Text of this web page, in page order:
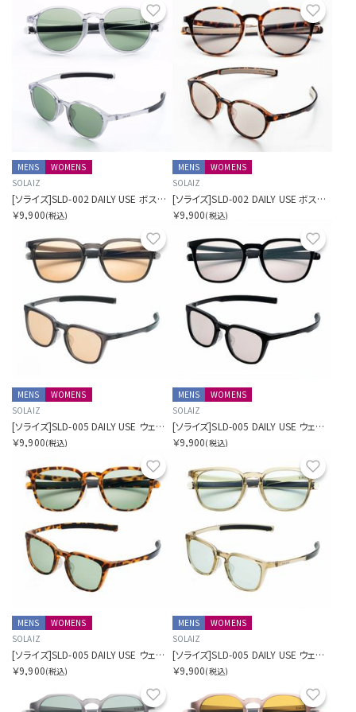
お気に入り
MENS
WOMENS
SOLAIZ
[ソライズ]SLD-002 DAILY USE ボストン
￥9,900(税込)
MENS
WOMENS
SOLAIZ
[ソライズ]SLD-002 DAILY USE ボストン
￥9,900(税込)
お気に入り
MENS
WOMENS
SOLAIZ
[ソライズ]SLD-005 DAILY USE ウェリントン
￥9,900(税込)
MENS
WOMENS
SOLAIZ
[ソライズ]SLD-005 DAILY USE ウェリントン
￥9,900(税込)
お気に入り
MENS
WOMENS
SOLAIZ
[ソライズ]SLD-005 DAILY USE ウェリントン
￥9,900(税込)
MENS
WOMENS
SOLAIZ
[ソライズ]SLD-005 DAILY USE ウェリントン
￥9,900(税込)
お気に入り